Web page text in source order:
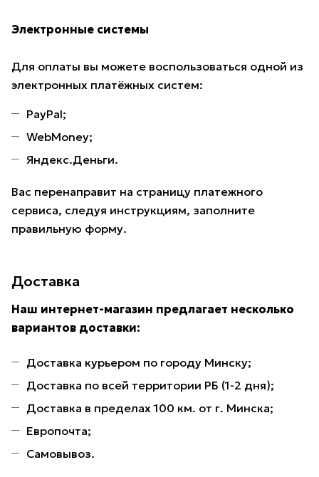
Электронные системы
Для оплаты вы можете воспользоваться одной из
электронных платёжных систем:
PayPal;
WebMoney;
Яндекс.Деньги.
Вас перенаправит на страницу платежного
сервиса, следуя инструкциям, заполните
правильную форму.
Доставка
Наш интернет-магазин предлагает несколько
вариантов доставки:
Доставка курьером по городу Минску;
Доставка по всей территории РБ (1-2 дня);
Доставка в пределах 100 км. от г. Минска;
Европочта;
Самовывоз.